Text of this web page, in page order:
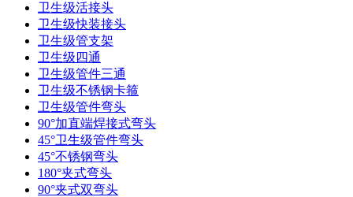
卫生级活接头
卫生级快装接头
卫生级管支架
卫生级四通
卫生级管件三通​
卫生级不锈钢卡箍
卫生级管件弯头
90°加直端焊接式弯头
45°卫生级管件弯头
45°不锈钢弯头
180°夹式弯头
90°夹式双弯头